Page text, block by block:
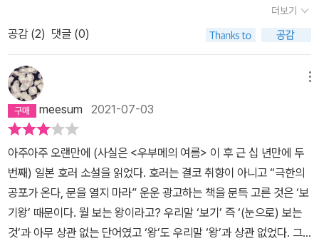
되는데, 극한의 공포를 느끼는 것으로 끝나지 않는다. 거듭 찾아오는
반전에 경악을 금치 못하고 손을 떨면서 보게 된다. 책장을 덮고 나서
는 공포심에서 벗어난 듯한 후련함과 동시에 찜찜하게 남아있는 잔향
으로 괜히 입맛을 한 번 다시게 된다. -현관문을 사이에 두고 이름을
세 번 부른 후 대답을 하면 산으로 데려간다는 ‘보기왕’이라는 요괴가
다하라의 가족을 쫓아다니기 시작한다. 정체를 알 수 없는 인물이 자
신과 자신의 가족, 심지어 아직 아무에게도 이름을 알려주지 않은 자
신의 딸 치사의 이름까지 알고있는 존재에 의문을 품던 다하시는 자
신에게 손님이 왔다고 전해준 직장 동료가 정체를 알 수 없는 것에 물
려 조금씩 야위어가는 모습을 보고 이 일이 심상치 않은 일임을 서서
히 깨닫는다. 그러다 문득 과거의 기억이 떠오르며 ‘보기왕’이라는 요
괴에 대한 정보를 찾아다니기 시작한다. 점점 조여오는 무언가에게
더보기
공감 (2) 댓글 (0)
meesum 2021-07-03
아주아주 오랜만에 (사실은 <우부메의 여름> 이 후 근 십 년만에 두
번째) 일본 호러 소설을 읽었다. 호러는 결코 취향이 아니고 “극한의
공포가 온다, 문을 열지 마라” 운운 광고하는 책을 문득 고른 것은 ‘보
기왕’ 때문이다. 뭘 보는 왕이라고? 우리말 ‘보기’ 즉 ‘(눈으로) 보는
것’과 아무 상관 없는 단어였고 ‘왕’도 우리말 ‘왕’과 상관 없었다. 그